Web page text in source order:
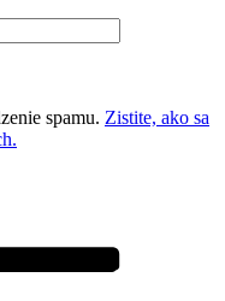
spamu. Zistite, ako sa